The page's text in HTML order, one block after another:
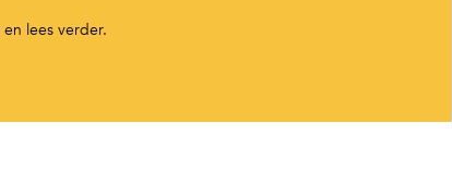
en lees verder.